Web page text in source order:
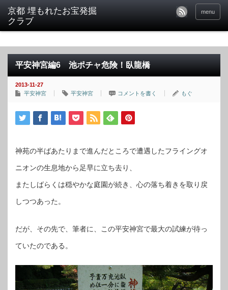
京都 埋もれたお宝発掘
クラブ
menu
平安神宮編6 池ポチャ危険！臥龍橋
2013-11-27
平安神宮
平安神宮 コメントを書く もぐ
神苑の半ばあたりまで進んだところで遭遇したフライングオ
ニオンの生息地から足早に立ち去り、
またしばらくは穏やかな庭園が続き、心の落ち着きを取り戻
しつつあった。
だが、その先で、筆者に、この平安神宮で最大の試練が待っ
ていたのである。